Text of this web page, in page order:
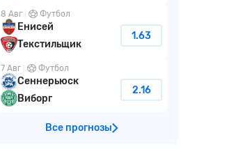
8 Авг Футбол
Енисей
Текстильщик
1.63
7 Авг Футбол
Сеннерьюск
Виборг
2.16
Все прогнозы